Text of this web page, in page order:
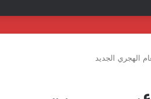
ناجحة على رأس فرع إيرادات طامية
الهجري الجديد